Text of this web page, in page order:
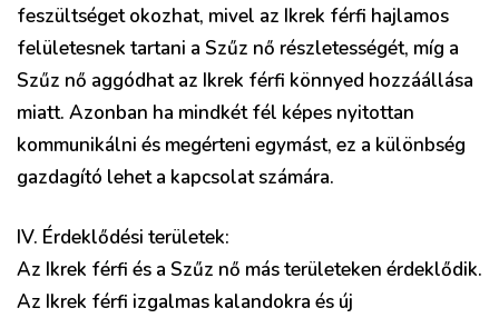
feszültséget okozhat, mivel az Ikrek férfi hajlamos
felületesnek tartani a Szűz nő részletességét, míg a
Szűz nő aggódhat az Ikrek férfi könnyed hozzáállása
miatt. Azonban ha mindkét fél képes nyitottan
kommunikálni és megérteni egymást, ez a különbség
gazdagító lehet a kapcsolat számára.
IV. Érdeklődési területek:
Az Ikrek férfi és a Szűz nő más területeken érdeklődik.
Az Ikrek férfi izgalmas kalandokra és új